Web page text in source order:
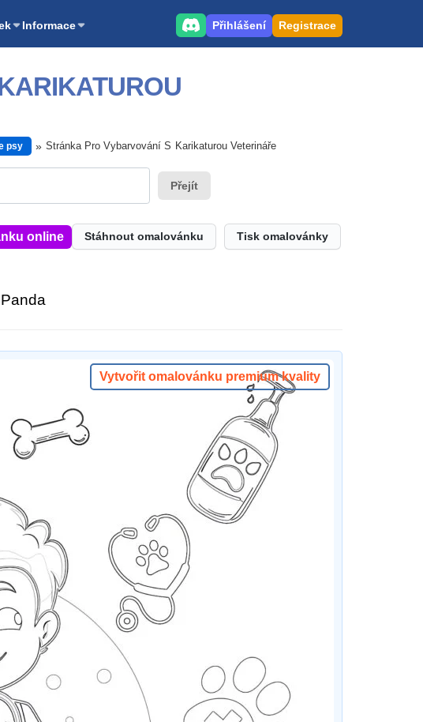
Informace Přihlášení Registrace
psy Stránka Pro Vybarvování S Karikaturou Veterináře
Přejít
online Stáhnout omalovánku Tisk omalovánky
Vytvořit omalovánku premium kvality